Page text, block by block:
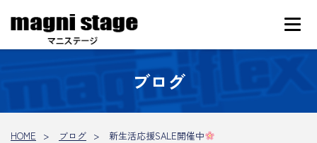
ブログ
HOME ブログ 新生活応援SALE開催中